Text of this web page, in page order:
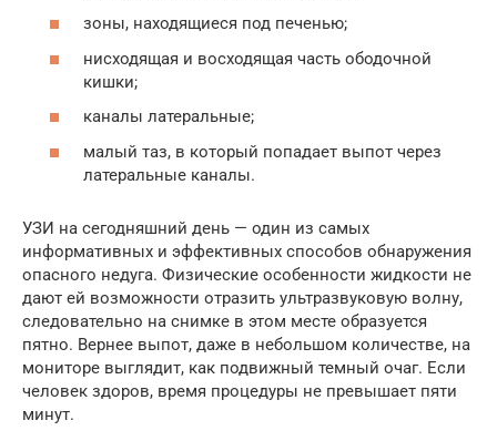
зоны, находящиеся под печенью;
нисходящая и восходящая часть ободочной
кишки;
каналы латеральные;
малый таз, в который попадает выпот через
латеральные каналы.
УЗИ на сегодняшний день — один из самых
информативных и эффективных способов обнаружения
опасного недуга. Физические особенности жидкости не
дают ей возможности отразить ультразвуковую волну,
следовательно на снимке в этом месте образуется
пятно. Вернее выпот, даже в небольшом количестве, на
мониторе выглядит, как подвижный темный очаг. Если
человек здоров, время процедуры не превышает пяти
минут.